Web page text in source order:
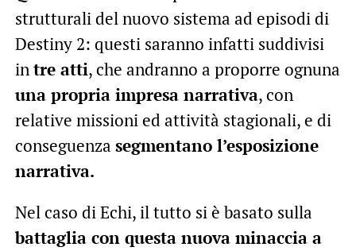
strutturali del nuovo sistema ad episodi di
Destiny 2: questi saranno infatti suddivisi
intre atti, che andranno a proporre ognuna
una propria impresa narrativa, con
relative missioni ed attività stagionali, e di
conseguenza segmentano l’esposizione
narrativa.
Nel caso di Echi, il tutto si è basato sulla
battaglia con questa nuova minaccia a